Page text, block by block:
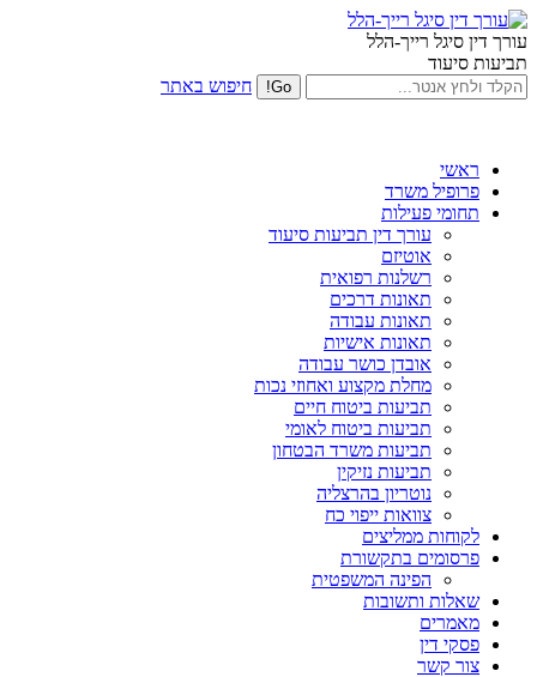
עורך דין סיגל רייך-הלל
תביעות סיעוד
חיפוש באתר
ראשי
פרופיל משרד
תחומי פעילות
עורך דין תביעות סיעוד
אוטיזם
רשלנות רפואית
תאונות דרכים
תאונות עבודה
תאונות אישיות
אובדן כושר עבודה
מחלת מקצוע ואחוזי נכות
תביעות ביטוח חיים
תביעות ביטוח לאומי
תביעות משרד הבטחון
תביעות נזיקין
נוטריון בהרצליה
צוואות ייפוי כח
לקוחות ממליצים
פרסומים בתקשורת
הפינה המשפטית
שאלות ותשובות
מאמרים
פסקי דין
צור קשר